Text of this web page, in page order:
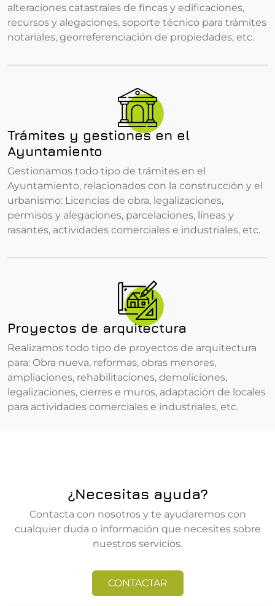
alteraciones catastrales de fincas y edificaciones,
recursos y alegaciones, soporte técnico para trámites
notariales, georreferenciación de propiedades, etc.
Trámites y gestiones en el
Ayuntamiento
Gestionamos todo tipo de trámites en el
Ayuntamiento, relacionados con la construcción y el
urbanismo: Licencias de obra, legalizaciones,
permisos y alegaciones, parcelaciones, líneas y
rasantes, actividades comerciales e industriales, etc.
Proyectos de arquitectura
Realizamos todo tipo de proyectos de arquitectura
para: Obra nueva, reformas, obras menores,
ampliaciones, rehabilitaciones, demoliciones,
legalizaciones, cierres e muros, adaptación de locales
para actividades comerciales e industriales, etc.
¿Necesitas ayuda?
Contacta con nosotros y te ayudaremos con
cualquier duda o información que necesites sobre
nuestros servicios.
CONTACTAR